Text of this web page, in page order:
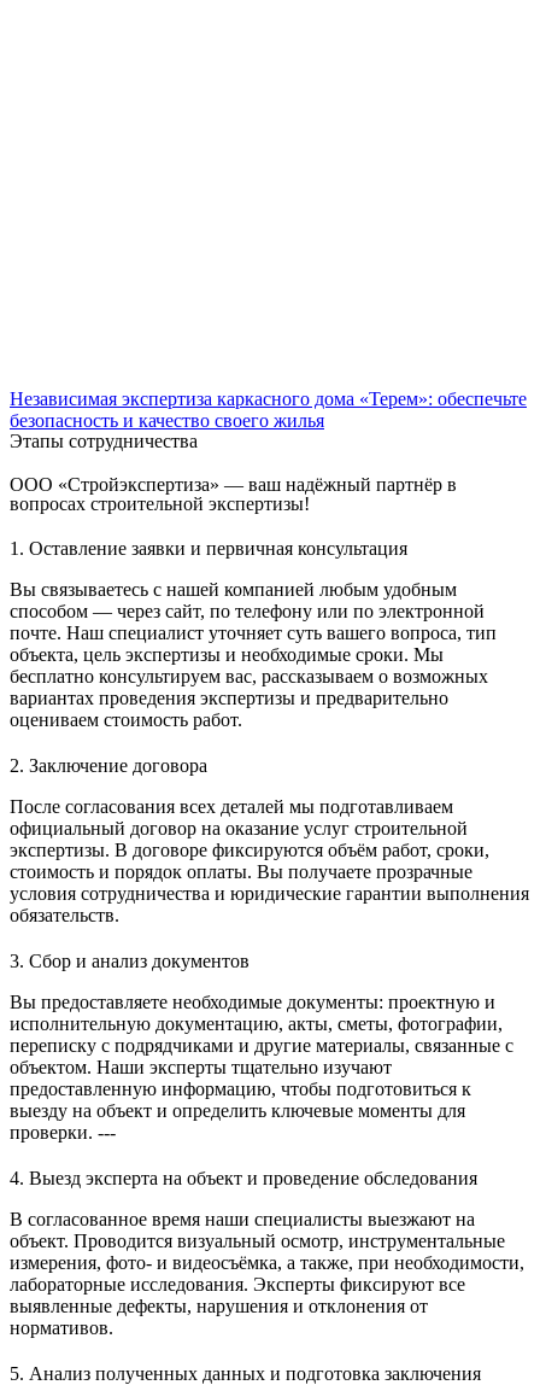
Независимая экспертиза каркасного дома «Терем»: обеспечьте
безопасность и качество своего жилья
Этапы сотрудничества
ООО «Стройэкспертиза» — ваш надёжный партнёр в
вопросах строительной экспертизы!
1. Оставление заявки и первичная консультация
Вы связываетесь с нашей компанией любым удобным
способом — через сайт, по телефону или по электронной
почте. Наш специалист уточняет суть вашего вопроса, тип
объекта, цель экспертизы и необходимые сроки. Мы
бесплатно консультируем вас, рассказываем о возможных
вариантах проведения экспертизы и предварительно
оцениваем стоимость работ.
2. Заключение договора
После согласования всех деталей мы подготавливаем
официальный договор на оказание услуг строительной
экспертизы. В договоре фиксируются объём работ, сроки,
стоимость и порядок оплаты. Вы получаете прозрачные
условия сотрудничества и юридические гарантии выполнения
обязательств.
3. Сбор и анализ документов
Вы предоставляете необходимые документы: проектную и
исполнительную документацию, акты, сметы, фотографии,
переписку с подрядчиками и другие материалы, связанные с
объектом. Наши эксперты тщательно изучают
предоставленную информацию, чтобы подготовиться к
выезду на объект и определить ключевые моменты для
проверки. ---
4. Выезд эксперта на объект и проведение обследования
В согласованное время наши специалисты выезжают на
объект. Проводится визуальный осмотр, инструментальные
измерения, фото- и видеосъёмка, а также, при необходимости,
лабораторные исследования. Эксперты фиксируют все
выявленные дефекты, нарушения и отклонения от
нормативов.
5. Анализ полученных данных и подготовка заключения